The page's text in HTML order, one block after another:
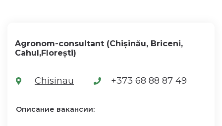
Agronom-consultant (Chișinău, Briceni,
Cahul,Florești)
Chisinau +373 68 88 87 49
Описание вакансии: